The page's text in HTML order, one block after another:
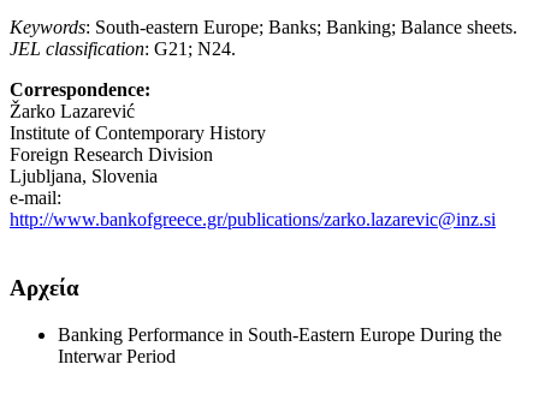
Keywords: South-eastern Europe; Banks; Banking; Balance sheets.
JEL classification: G21; N24.
Correspondence:
Žarko Lazarević
Institute of Contemporary History
Foreign Research Division
Ljubljana, Slovenia
e-mail:
http://www.bankofgreece.gr/publications/zarko.lazarevic@inz.si
Αρχεία
Banking Performance in South-Eastern Europe During the
Interwar Period